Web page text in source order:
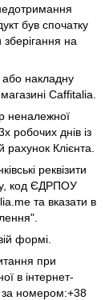
був спочатку
на
або накладну
Caffitalia.
неналежної
робочих днів із
Клієнта.
реквізити
код ЄДРПОУ
та вказати в
формі.
при
в інтернет-
за номером:+38